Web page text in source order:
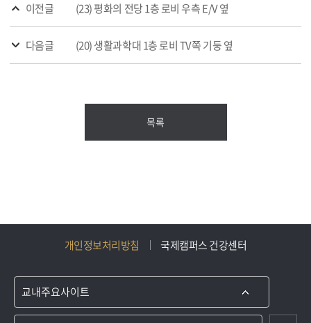
이전글 (23) 평화의 전당 1층 로비 우측 E/V 옆
다음글 (20) 생활과학대 1층 로비 TV쪽 기둥 옆
목록
개인정보처리방침 국제캠퍼스 건강센터